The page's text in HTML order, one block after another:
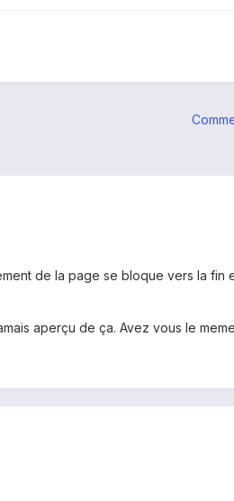
de la page se bloque vers la fin
aperçu de ça. Avez vous le